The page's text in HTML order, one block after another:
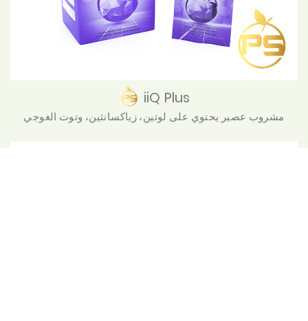
iiQ Plus
مشروب عصير يحتوي على لوتين، زياكسانثين، وتوت الغوجي